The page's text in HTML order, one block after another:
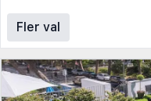
Fler val